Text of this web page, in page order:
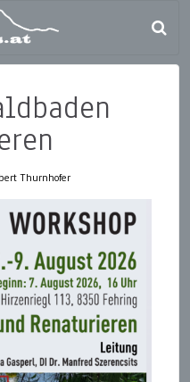
Thurnhofer